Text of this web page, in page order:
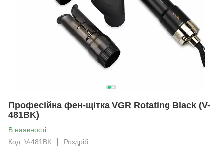
Професійна фен-щітка VGR Rotating Black (V-
481BK)
В наявності
Код: V-481BK
Роздріб